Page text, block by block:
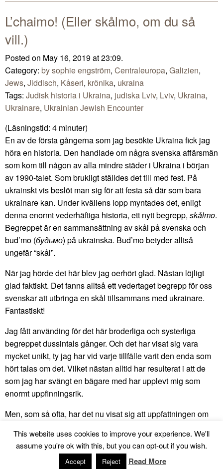
L’chaimo! (Eller skålmo, om du så
vill.)
Posted on May 16, 2019 at 23:09.
Category: by sophie engström, Centraleuropa, Galizien,
Jews, Jiddisch, Kåseri, krönika, ukraina
Tags: Judisk historia i Ukraina, judiska Lviv, Lviv, Ukraina,
Ukrainare, Ukrainian Jewish Encounter
(Läsningstid: 4 minuter)
En av de första gångerna som jag besökte Ukraina fick jag
höra en historia. Den handlade om några svenska affärsmän
som kom till någon av alla mindre städer i Ukraina i början
av 1990-talet. Som brukligt ställdes det till med fest. På
ukrainskt vis beslöt man sig för att festa så där som bara
ukrainare kan. Under kvällens lopp myntades det, enligt
denna enormt vederhäftiga historia, ett nytt begrepp, skålmo.
Begreppet är en sammansättning av skål på svenska och
bud’mo (будьмо) på ukrainska. Bud’mo betyder alltså
ungefär “skål”.
När jag hörde det här blev jag oerhört glad. Nästan löjligt
glad faktiskt. Det fanns alltså ett vedertaget begrepp för oss
svenskar att utbringa en skål tillsammans med ukrainare.
Fantastiskt!
Jag fått använding för det här broderliga och systerliga
begreppet dussintals gånger. Och det har visat sig vara
mycket unikt, ty jag har vid varje tillfälle varit den enda som
hört talas om det. Vilket nästan alltid har resulterat i att de
som jag har svängt en bägare med har upplevt mig som
enormt uppfinningsrik.
Men, som så ofta, har det nu visat sig att uppfattningen om
Idag, när jag bevistade en ny utställning om de ukrainsk-
judiska relationerna, arrangerat avUkrainian Jewish
, fick jag höra att det finns ett ukrainsk-judiskt
This website uses cookies to improve your experience. We'll
assume you're ok with this, but you can opt-out if you wish.
Accept Reject Read More